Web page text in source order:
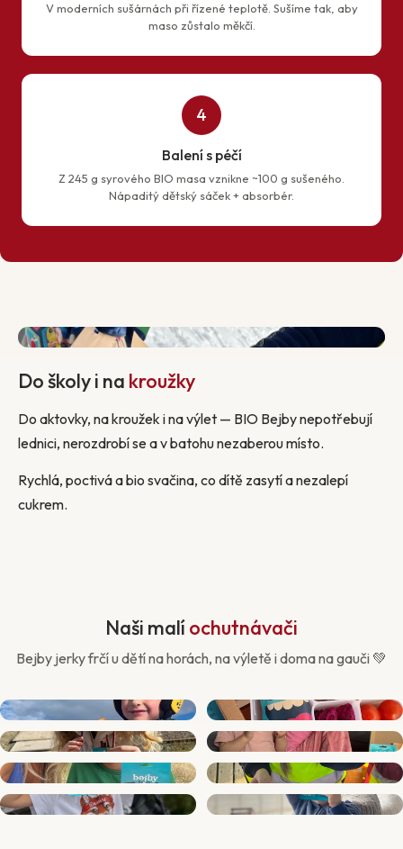
V moderních sušárnách při řízené teplotě. Sušíme tak, aby
maso zůstalo měkčí.
4
Balení s péčí
Z 245 g syrového BIO masa vznikne ~100 g sušeného.
Nápaditý dětský sáček + absorbér.
Do školy i na kroužky
Do aktovky, na kroužek i na výlet — BIO Bejby nepotřebují
lednici, nerozdrobí se a v batohu nezaberou místo.
Rychlá, poctivá a bio svačina, co dítě zasytí a nezalepí
cukrem.
Naši malíochutnávači
Bejby jerky frčí u dětí na horách, na výletě i doma na gauči 💚